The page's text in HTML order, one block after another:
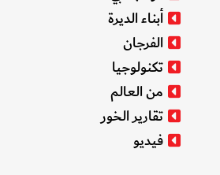
أبناء الديرة
الفرجان
تكنولوجيا
من العالم
تقارير الخور
فيديو